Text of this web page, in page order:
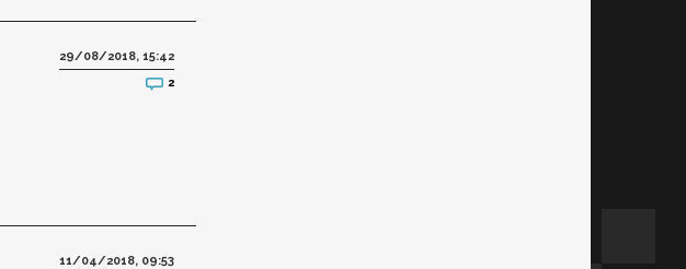
29/08/2018, 15:42
2
11/04/2018, 09:53